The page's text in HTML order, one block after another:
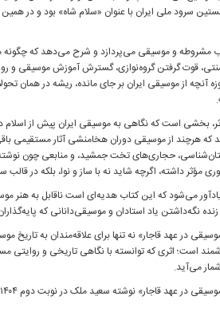
سرود ملی ایران با عنوان «سلام شاه» بود و در
مشروطه و موسیقی می‌پردازد و شرح می‌دهد که چگونه
قوت گرفتن گروه‌نوازی، گسترش آموزش موسیقی و
آنچه از موسیقی ایران بر جای مانده، ریشه در همان
بخشی است که نگاهی به موسیقی ایران پیش از اسلام
هرچند از موسیقی دوران هخامنشی آثار مستقیمی
حجاری‌های تخت جمشید، و منابعی چون
مؤثر داشته، اگرچه شاید نه با ساز و نوا، بلکه در
یادآور می‌شود که این کتاب هدیه‌ای است ناقابل به هنر
نگه‌داشتن یاد استادان و موسیقی‌دانانی که
در عهد قاجار» نه تنها برای علاقه‌مندان به تاریخ
است؛ اثری که توانسته با نگاهی تاریخی و روایتی
می‌آید.